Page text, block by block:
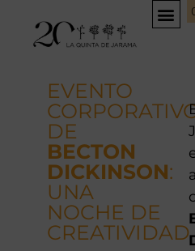
EVENTO
DE
BECTON
DICKINSON:
UNA
NOCHE DE
CREATIVIDAD